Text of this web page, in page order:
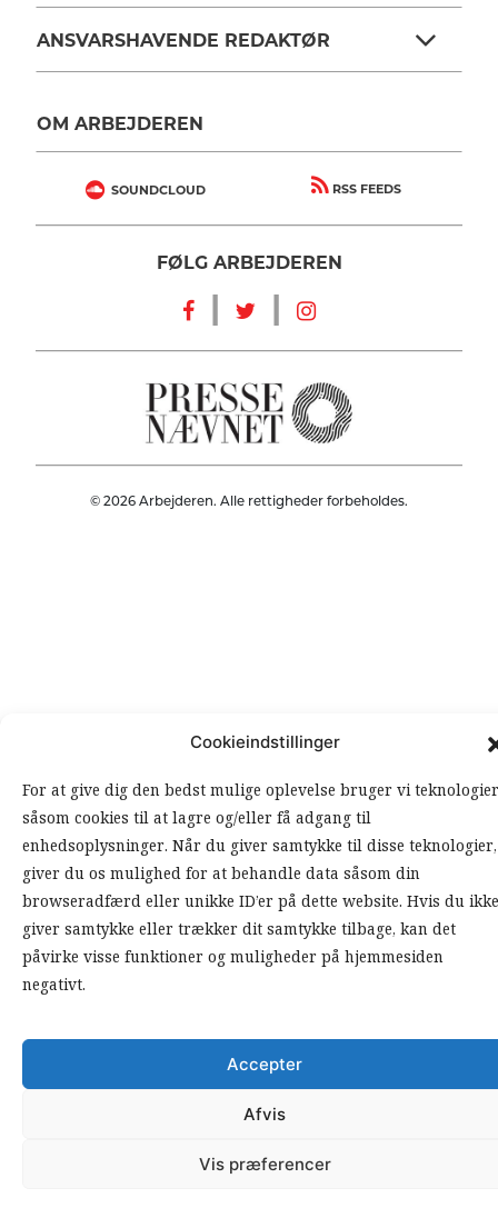
Cookieindstillinger
For at give dig den bedst mulige oplevelse bruger vi teknologier
såsom cookies til at lagre og/eller få adgang til
enhedsoplysninger. Når du giver samtykke til disse teknologier,
giver du os mulighed for at behandle data såsom din
browseradfærd eller unikke ID’er på dette website. Hvis du ikke
giver samtykke eller trækker dit samtykke tilbage, kan det
påvirke visse funktioner og muligheder på hjemmesiden
negativt.
Accepter
Afvis
Vis præferencer
ANSVARSHAVENDE REDAKTØR
OM ARBEJDEREN
SOUNDCLOUD RSS FEEDS
FØLG ARBEJDEREN
| |
© 2026 Arbejderen. Alle rettigheder forbeholdes.